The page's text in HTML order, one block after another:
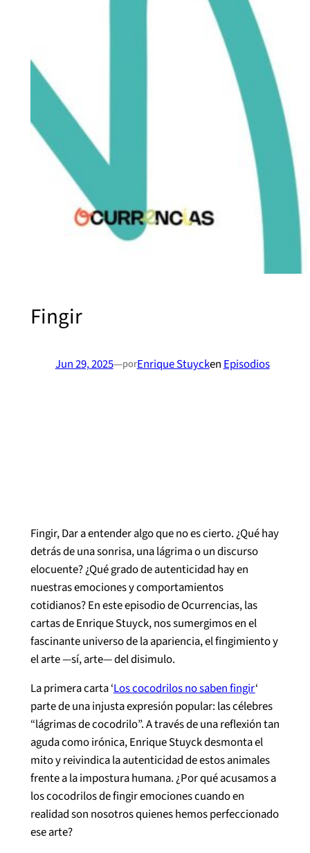
Fingir
Jun 29, 2025—porEnrique Stuycken Episodios
Fingir, Dar a entender algo que no es cierto. ¿Qué hay
detrás de una sonrisa, una lágrima o un discurso
elocuente? ¿Qué grado de autenticidad hay en
nuestras emociones y comportamientos
cotidianos? En este episodio de Ocurrencias, las
cartas de Enrique Stuyck, nos sumergimos en el
fascinante universo de la apariencia, el fingimiento y
el arte —sí, arte— del disimulo.
La primera carta ‘Los cocodrilos no saben fingir‘
parte de una injusta expresión popular: las célebres
“lágrimas de cocodrilo”. A través de una reflexión tan
aguda como irónica, Enrique Stuyck desmonta el
mito y reivindica la autenticidad de estos animales
frente a la impostura humana. ¿Por qué acusamos a
los cocodrilos de fingir emociones cuando en
realidad son nosotros quienes hemos perfeccionado
ese arte?